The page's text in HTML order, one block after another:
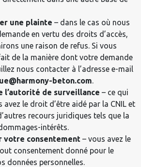
une plainte – dans le cas où nous
en vertu des droits d’accès,
une raison de refus. Si vous
de la manière dont votre demande
nous contacter à l’adresse e-mail
beton.com
l’autorité de surveillance – ce qui
avez le droit d’être aidé par la CNIL et
recours juridiques tels que la
intérêts.
consentement – vous avez le
consentement donné pour le
données personnelles.